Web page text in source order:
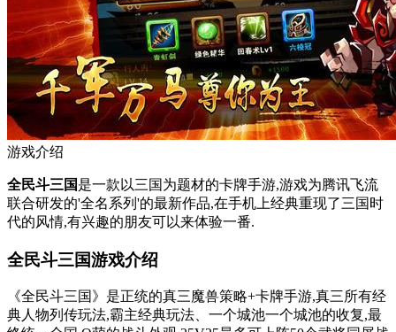
游戏介绍
全民斗三国是一款以三国为题材的卡牌手游,游戏为腾讯飞流
联合研发的'全名系列'的最新作品,在手机上经典重现了三国时
代的风情,有兴趣的朋友可以来体验一番.
全民斗三国游戏介绍
《全民斗三国》是正统的真三魔兽策略+卡牌手游,真三所有经
典人物列传玩法,霸主经典玩法、一个城池一个城池的收复,最